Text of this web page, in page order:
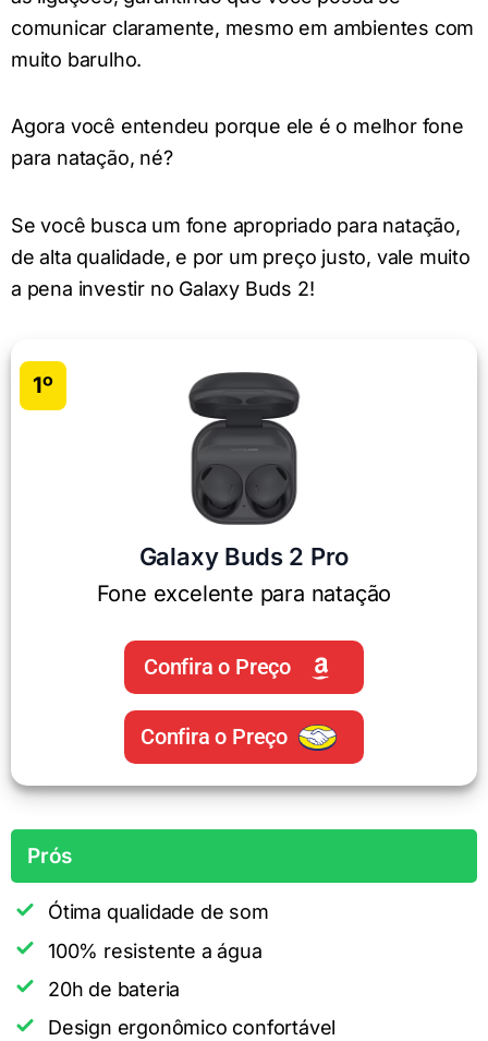
comunicar claramente, mesmo em ambientes com
muito barulho.
Agora você entendeu porque ele é o melhor fone
para natação, né?
Se você busca um fone apropriado para natação,
de alta qualidade, e por um preço justo, vale muito
a pena investir no Galaxy Buds 2!
1º
Galaxy Buds 2 Pro
Fone excelente para natação
Confira o Preço
Confira o Preço
Prós
Ótima qualidade de som
100% resistente a água
20h de bateria
Design ergonômico confortável